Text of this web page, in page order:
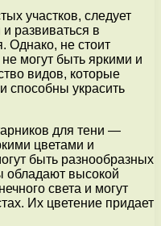
участков, следует
развиваться в
Однако, не стоит
могут быть яркими и
видов, которые
способны украсить
для тени —
цветами и
быть разнообразных
обладают высокой
света и могут
Их цветение придает